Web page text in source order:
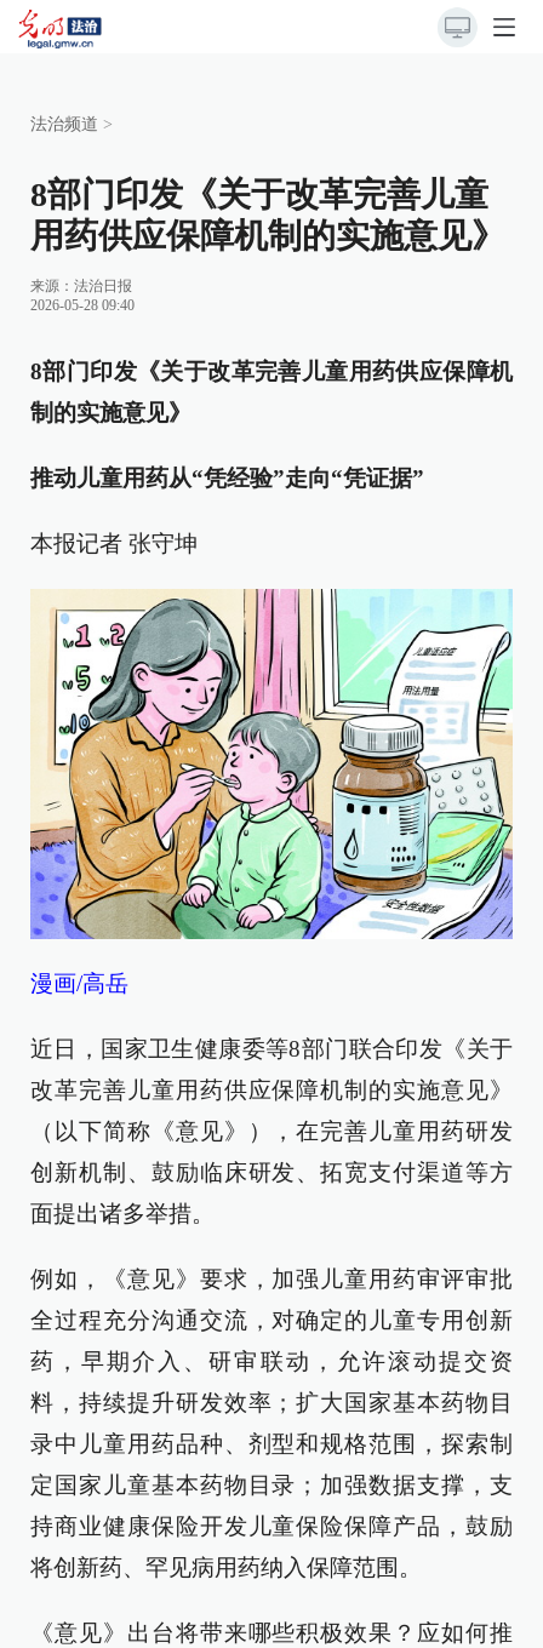
法治频道 >
8部门印发《关于改革完善儿童
用药供应保障机制的实施意见》
来源： 法治日报
2026-05-28 09:40
8部门印发《关于改革完善儿童用药供应保障机
制的实施意见》
推动儿童用药从“凭经验”走向“凭证据”
本报记者 张守坤
漫画/高岳
近日，国家卫生健康委等8部门联合印发《关于
改革完善儿童用药供应保障机制的实施意见》
（以下简称《意见》），在完善儿童用药研发
创新机制、鼓励临床研发、拓宽支付渠道等方
面提出诸多举措。
例如，《意见》要求，加强儿童用药审评审批
全过程充分沟通交流，对确定的儿童专用创新
药，早期介入、研审联动，允许滚动提交资
料，持续提升研发效率；扩大国家基本药物目
录中儿童用药品种、剂型和规格范围，探索制
定国家儿童基本药物目录；加强数据支撑，支
持商业健康保险开发儿童保险保障产品，鼓励
将创新药、罕见病用药纳入保障范围。
《意见》出台将带来哪些积极效果？应如何推